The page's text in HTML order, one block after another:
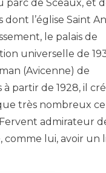
de Sceaux, et
dont l’église Saint
le palais de
universelle de
(Avicenne) de
partir de 1928, il
très nombreux
admirateur
comme lui, avoir un